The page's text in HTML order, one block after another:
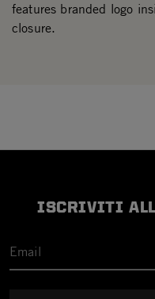
features branded logo
closure.
ISCRIVITI